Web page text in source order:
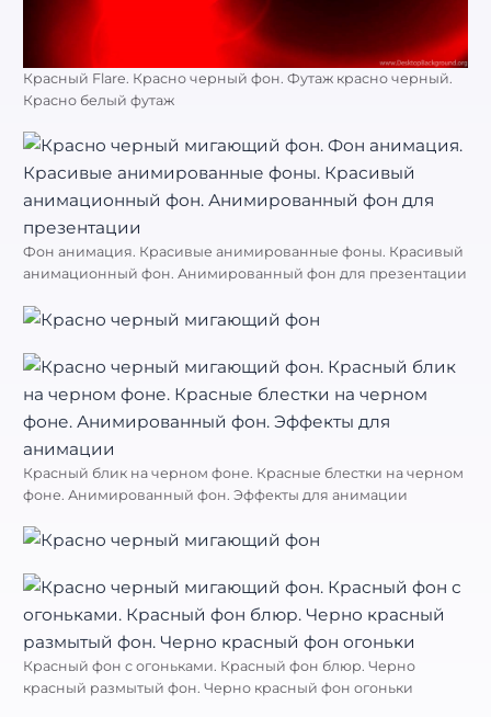
Красный Flare. Красно черный фон. Футаж красно черный.
Красно белый футаж
Фон анимация. Красивые анимированные фоны. Красивый
анимационный фон. Анимированный фон для презентации
Красный блик на черном фоне. Красные блестки на черном
фоне. Анимированный фон. Эффекты для анимации
Красный фон с огоньками. Красный фон блюр. Черно
красный размытый фон. Черно красный фон огоньки